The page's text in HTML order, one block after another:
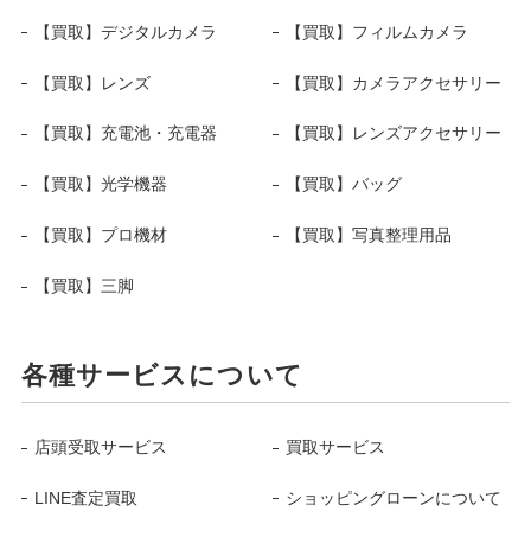
【買取】デジタルカメラ 【買取】フィルムカメラ
【買取】レンズ 【買取】カメラアクセサリー
【買取】充電池・充電器 【買取】レンズアクセサリー
【買取】光学機器 【買取】バッグ
【買取】プロ機材 【買取】写真整理用品
【買取】三脚
各種サービスについて
店頭受取サービス 買取サービス
LINE査定買取 ショッピングローンについて